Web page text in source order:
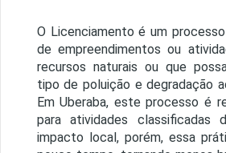
O Licenciamento é um
de empreendimentos ou
recursos naturais ou que
tipo de poluição e degradação
Em Uberaba, este processo é
para atividades
impacto local, porém, essa